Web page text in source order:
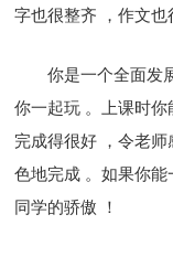
字也很整齐 ，作文也
你是一个全面发
你一起玩 。上课时
完成得很好 ，令老
色地完成 。如果你能
同学的骄傲 ！